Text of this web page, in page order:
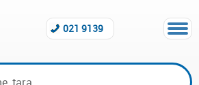
021 9139